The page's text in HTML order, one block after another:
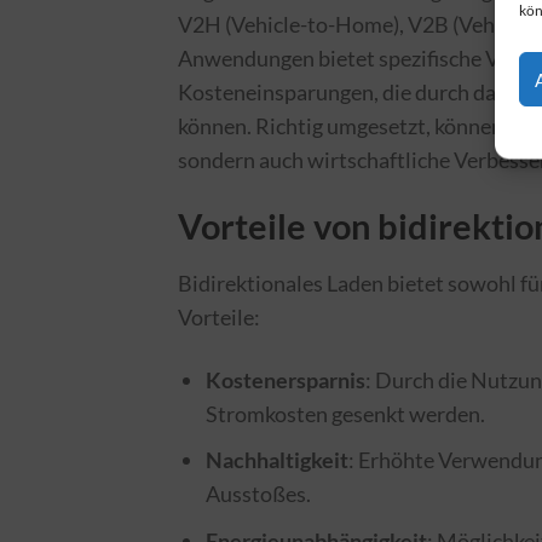
V2H (Vehicle-to-Home), V2B
Anwendungen bietet spezifische
Kosteneinsparungen, die durch das
können. Richtig umgesetzt, können
sondern auch wirtschaftliche
Vorteile von
Bidirektionales Laden bietet sowohl
Vorteile:
Kostenersparnis: Durch die
Stromkosten gesenkt werden.
Nachhaltigkeit: Erhöhte
Ausstoßes.